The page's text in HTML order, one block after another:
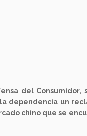
del
dependencia un
chino que se